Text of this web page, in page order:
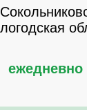
ежедневно